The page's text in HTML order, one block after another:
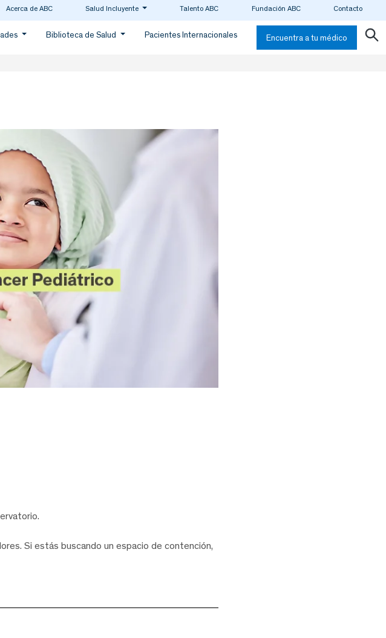
Acerca de ABC Salud Incluyente Talento ABC Fundación ABC Contacto
Biblioteca de Salud Pacientes Internacionales Encuentra a tu médico
Si estás buscando un espacio de contención,